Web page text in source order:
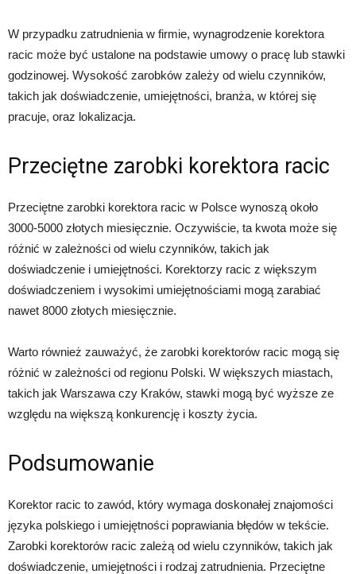
W przypadku zatrudnienia w firmie, wynagrodzenie korektora
racic może być ustalone na podstawie umowy o pracę lub stawki
godzinowej. Wysokość zarobków zależy od wielu czynników,
takich jak doświadczenie, umiejętności, branża, w której się
pracuje, oraz lokalizacja.
Przeciętne zarobki korektora racic
Przeciętne zarobki korektora racic w Polsce wynoszą około
3000-5000 złotych miesięcznie. Oczywiście, ta kwota może się
różnić w zależności od wielu czynników, takich jak
doświadczenie i umiejętności. Korektorzy racic z większym
doświadczeniem i wysokimi umiejętnościami mogą zarabiać
nawet 8000 złotych miesięcznie.
Warto również zauważyć, że zarobki korektorów racic mogą się
różnić w zależności od regionu Polski. W większych miastach,
takich jak Warszawa czy Kraków, stawki mogą być wyższe ze
względu na większą konkurencję i koszty życia.
Podsumowanie
Korektor racic to zawód, który wymaga doskonałej znajomości
języka polskiego i umiejętności poprawiania błędów w tekście.
Zarobki korektorów racic zależą od wielu czynników, takich jak
doświadczenie, umiejętności i rodzaj zatrudnienia. Przeciętne